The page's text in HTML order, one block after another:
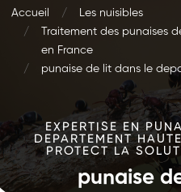
Accueil
Les nuisibles
Traitement des punaises
en France
punaise de lit dans le
EXPERTISE EN
DEPARTEMENT
PROTECT LA
punaise